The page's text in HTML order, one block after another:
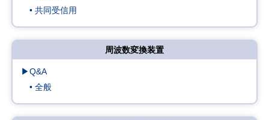
• 共同受信用
周波数変換装置
▶Q&A
• 全般